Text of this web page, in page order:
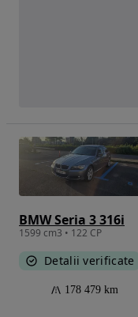
BMW Seria 3 316i
1599 cm3 • 122 CP
Detalii verificate
178 479 km